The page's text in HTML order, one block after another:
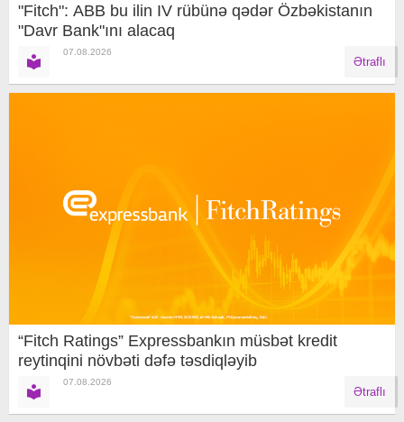
"Fitch": ABB bu ilin IV rübünə qədər Özbəkistanın
"Davr Bank"ını alacaq
07.08.2026
Ətraflı
“Fitch Ratings” Expressbankın müsbət kredit
reytinqini növbəti dəfə təsdiqləyib
07.08.2026
Ətraflı